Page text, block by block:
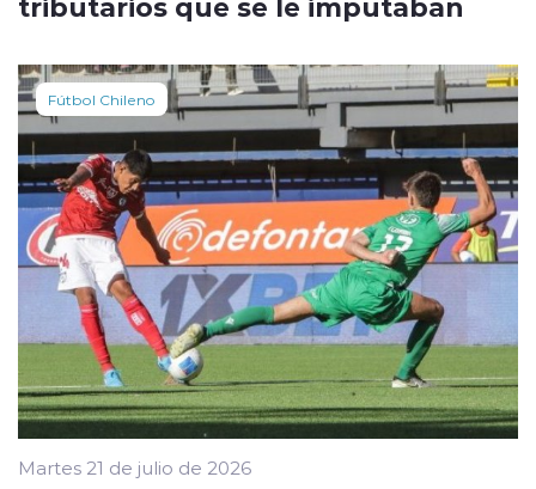
Fútbol Chileno
Martes 21 de julio de 2026